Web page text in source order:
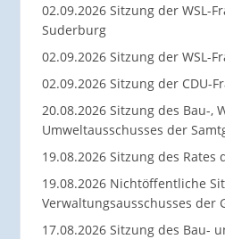
02.09.2026 Sitzung der WSL-
Suderburg
02.09.2026 Sitzung der WSL-
02.09.2026 Sitzung der CDU-
20.08.2026 Sitzung des Bau-,
Umweltausschusses der
19.08.2026 Sitzung des Rates
19.08.2026 Nichtöffentliche
Verwaltungsausschusses der
17.08.2026 Sitzung des Bau-